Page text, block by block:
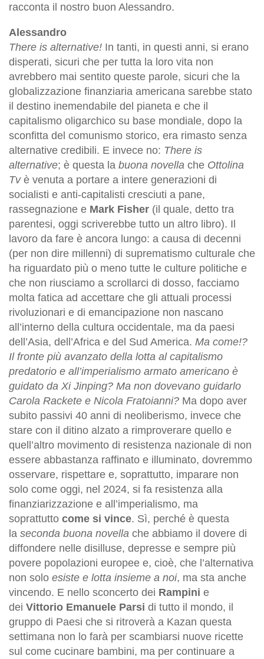
racconta il nostro buon Alessandro.
Alessandro
There is alternative! In tanti, in questi anni, si erano
disperati, sicuri che per tutta la loro vita non
avrebbero mai sentito queste parole, sicuri che la
globalizzazione finanziaria americana sarebbe stato
il destino inemendabile del pianeta e che il
capitalismo oligarchico su base mondiale, dopo la
sconfitta del comunismo storico, era rimasto senza
alternative credibili. E invece no: There is
alternative; è questa la buona novella che Ottolina
Tvè venuta a portare a intere generazioni di
socialisti e anti-capitalisti cresciuti a pane,
rassegnazione e Mark Fisher (il quale, detto tra
parentesi, oggi scriverebbe tutto un altro libro). Il
lavoro da fare è ancora lungo: a causa di decenni
(per non dire millenni) di suprematismo culturale che
ha riguardato più o meno tutte le culture politiche e
che non riusciamo a scrollarci di dosso, facciamo
molta fatica ad accettare che gli attuali processi
rivoluzionari e di emancipazione non nascano
all’interno della cultura occidentale, ma da paesi
dell’Asia, dell’Africa e del Sud America. Ma come!?
Il fronte più avanzato della lotta al capitalismo
predatorio e all’imperialismo armato americano è
guidato da Xi Jinping? Ma non dovevano guidarlo
Carola Rackete e Nicola Fratoianni? Ma dopo aver
subito passivi 40 anni di neoliberismo, invece che
stare con il ditino alzato a rimproverare quello e
quell’altro movimento di resistenza nazionale di non
essere abbastanza raffinato e illuminato, dovremmo
osservare, rispettare e, soprattutto, imparare non
solo come oggi, nel 2024, si fa resistenza alla
finanziarizzazione e all’imperialismo, ma
soprattutto come si vince. Sì, perché è questa
la seconda buona novella che abbiamo il dovere di
diffondere nelle disilluse, depresse e sempre più
povere popolazioni europee e, cioè, che l’alternativa
non solo esiste e lotta insieme a noi, ma sta anche
vincendo. E nello sconcerto dei Rampini e
dei Vittorio Emanuele Parsi di tutto il mondo, il
gruppo di Paesi che si ritroverà a Kazan questa
settimana non lo farà per scambiarsi nuove ricette
sul come cucinare bambini, ma per continuare a